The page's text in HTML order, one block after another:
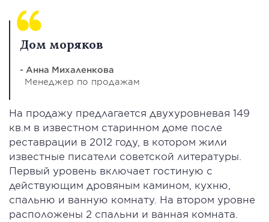
Дом моряков
- Анна Михаленкова
Менеджер по продажам
На продажу предлагается двухуровневая 149
кв.м в известном старинном доме после
реставрации в 2012 году, в котором жили
известные писатели советской литературы.
Первый уровень включает гостиную с
действующим дровяным камином, кухню,
спальню и ванную комнату. На втором уровне
расположены 2 спальни и ванная комната.